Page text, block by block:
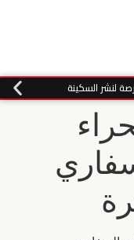
لنشر السكينة